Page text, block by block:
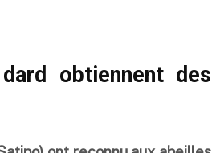
obtiennent des